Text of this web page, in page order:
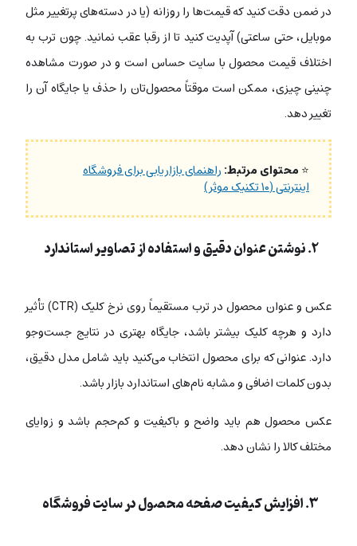
در ضمن دقت کنید که قیمت‌ها را روزانه (یا در دسته‌های پرتغییر مثل
موبایل، حتی ساعتی) آپدیت کنید تا از رقبا عقب نمانید. چون ترب به
اختلاف قیمت محصول با سایت حساس است و در صورت مشاهده
چنینی چیزی، ممکن است موقتاً محصول‌تان را حذف یا جایگاه آن را
تغییر دهد.
⭐محتوای مرتبط:راهنمای بازاریابی برای فروشگاه‌
اینترنتی (۱۰ تکنیک موثر)
۲. نوشتن عنوان دقیق و استفاده از تصاویر استاندارد
عکس و عنوان محصول در ترب مستقیماً روی نرخ کلیک (CTR) تأثیر
دارد و هرچه کلیک بیشتر باشد، جایگاه بهتری در نتایج جست‌وجو
دارد. عنوانی که برای محصول انتخاب می‌کنید باید شامل مدل دقیق،‌
بدون کلمات اضافی و مشابه نام‌های استاندارد بازار باشد.
عکس محصول هم باید واضح و باکیفیت و کم‌حجم باشد و زوایای
مختلف کالا را نشان دهد.
۳. افزایش کیفیت صفحه محصول در سایت فروشگاه